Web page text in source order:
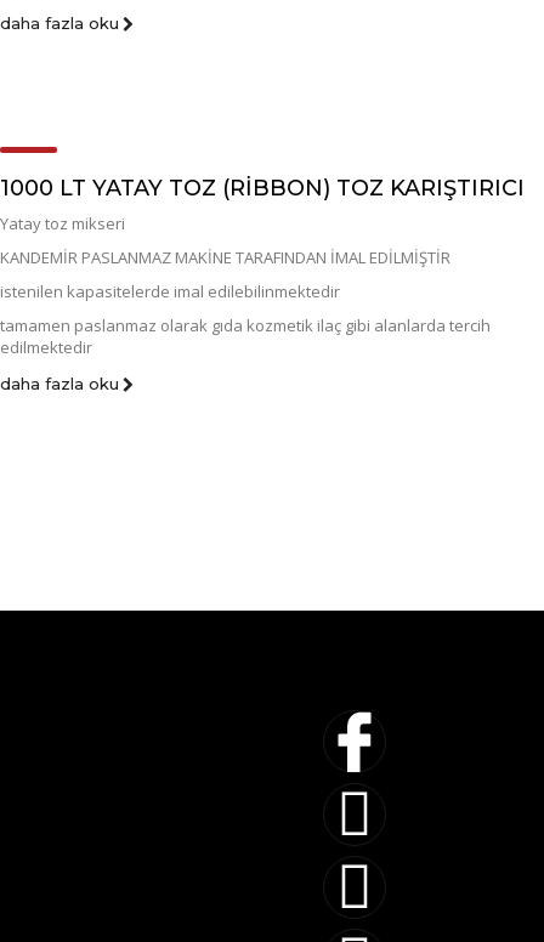
daha fazla oku
1000 LT YATAY TOZ (RİBBON) TOZ KARIŞTIRICI
Yatay toz mikseri
KANDEMİR PASLANMAZ MAKİNE TARAFINDAN İMAL EDİLMİŞTİR
istenilen kapasitelerde imal edilebilinmektedir
tamamen paslanmaz olarak gıda kozmetik ilaç gibi alanlarda tercih
edilmektedir
daha fazla oku